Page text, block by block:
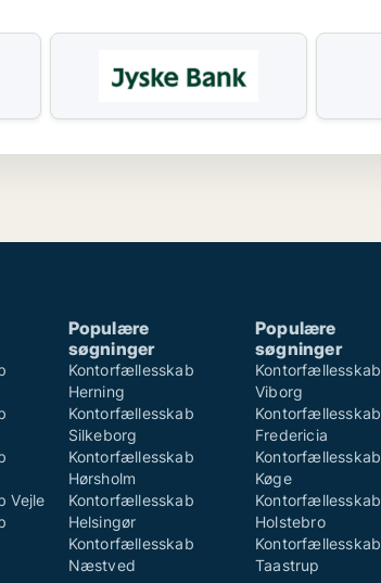
Vejle
Populære
søgninger
Kontorfællesskab
Herning
Kontorfællesskab
Silkeborg
Kontorfællesskab
Hørsholm
Kontorfællesskab
Helsingør
Kontorfællesskab
Næstved
Populære
søgninger
Kontorfællesskab
Viborg
Kontorfællesskab
Fredericia
Kontorfællesskab
Køge
Kontorfællesskab
Holstebro
Kontorfællesskab
Taastrup